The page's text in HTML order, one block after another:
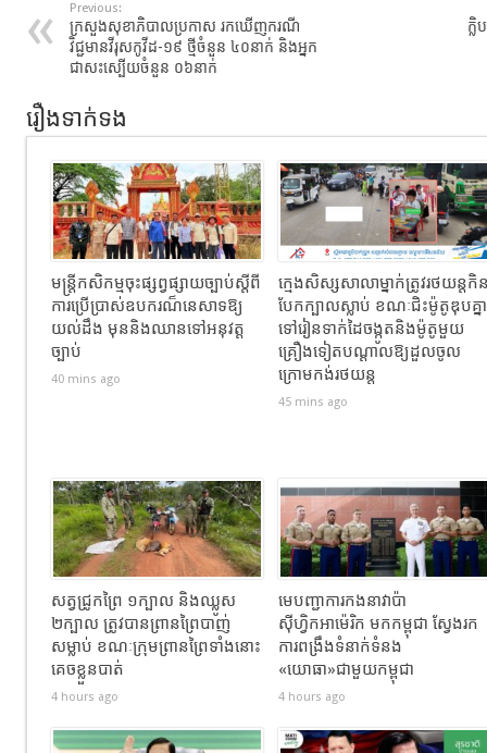
Previous:
ក្រសួងសុខាភិបាលប្រកាស រកឃេីញករណី
វិជ្ជមានវីរុសកូវីដ-១៩​ ថ្មីចំនួន ៤០នាក់​ និងអ្នក
ជាសះស្បេីយចំនួន​ ០៦នាក់
ក្លិ
រឿងទាក់ទង
មន្រ្តីកសិកម្មចុះផ្សព្វផ្សាយច្បាប់ស្តីពី
ការប្រើប្រាស់ឧបករណ៏នេសាទឱ្យ
យល់ដឹង មុននិងឈានទៅអនុវត្ដ
ច្បាប់
40 mins ago
ក្មេងសិស្សសាលាម្នាក់​ត្រូវរថយន្តកិ
បែកក្បាលស្លាប់​ ខណៈជិះម៉ូតូឌុបគ្នា
ទៅរៀនទាក់ដៃចង្កូតនិងម៉ូតូមួយ
គ្រឿងទៀតបណ្ដាលឱ្យដួល​ចូល
ក្រោមកង់រថយន្ត
45 mins ago
សត្វជ្រូកព្រៃ ១ក្បាល និងឈ្លូស
២ក្បាល​ ត្រូវបានព្រានព្រៃបាញ់
សម្លាប់​ ខណៈ​ក្រុមព្រានព្រៃទាំងនោះ
គេចខ្លួនបាត់
4 hours ago
មេបញ្ជាការកងនាវាប៉ា
ស៊ីហ្វិកអាម៉េរិក មកកម្ពុជា ស្វែងរក
ការពង្រឹងទំនាក់ទំនង
«យោធា»ជាមួយកម្ពុជា
4 hours ago